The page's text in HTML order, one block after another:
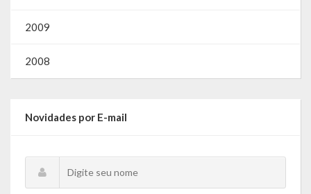
2009
2008
Novidades por E-mail